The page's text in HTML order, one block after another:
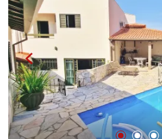
referência no mercado
Avenida João Fiúsa,
Ribeirão Preto.